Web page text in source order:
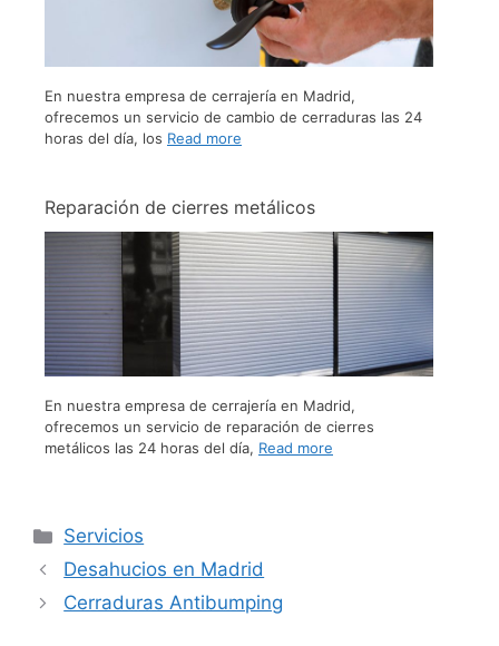
En nuestra empresa de cerrajería en Madrid,
ofrecemos un servicio de cambio de cerraduras las 24
horas del día, los Read more
Reparación de cierres metálicos
En nuestra empresa de cerrajería en Madrid,
ofrecemos un servicio de reparación de cierres
metálicos las 24 horas del día, Read more
Servicios
Desahucios en Madrid
Cerraduras Antibumping